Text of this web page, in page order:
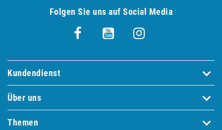
Folgen Sie uns auf Social Media
Kundendienst
Über uns
Themen